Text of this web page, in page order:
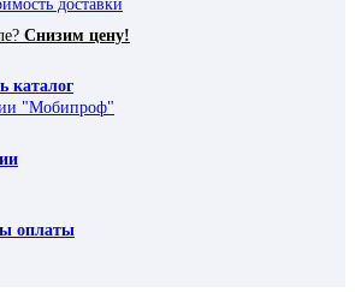
доставки
Снизим цену!
каталог
"Мобипроф"
оплаты